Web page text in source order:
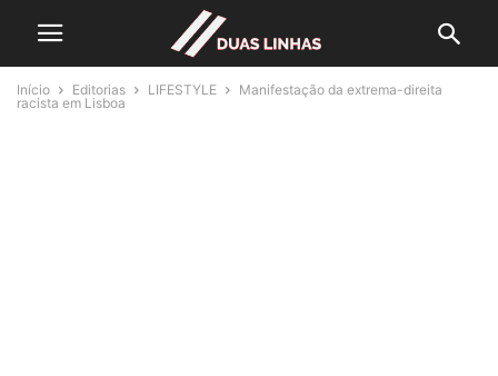
Início Editorias LIFESTYLE
Manifestação da extrema-direita
racista em Lisboa